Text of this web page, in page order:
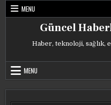
Skip
MENU
Güncel
Haber, teknoloji, sağlık,
MENU